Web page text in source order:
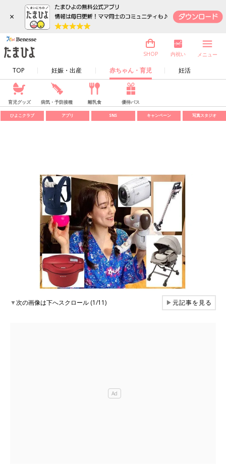
×
TOP 妊娠・出産 赤ちゃん・育児 妊活
SHOP 内祝い メニュー
育児グッズ 病気・予防接種 離乳食 優待パス
ひよこクラブ アプリ SNS キャンペーン 写真スタジオ
▼次の画像は下へスクロール (1/11) ▶元記事を見る